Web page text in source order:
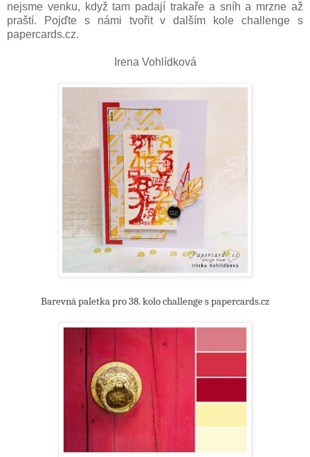
nejsme venku, když tam padají trakaře a sníh a mrzne až
praští. Pojďte s námi tvořit v dalším kole challenge s
papercards.cz.
Irena Vohlídková
Barevná paletka pro 38. kolo challenge s papercards.cz